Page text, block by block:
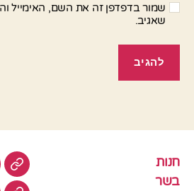
שמור בדפדפן זה את השם, האימייל
שאגיב.
חנות
בשר